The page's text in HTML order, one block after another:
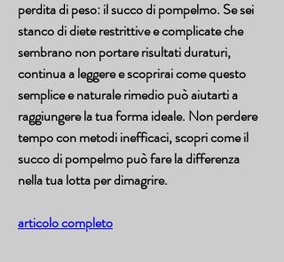
perdita di peso: il succo di pompelmo. Se sei
stanco di diete restrittive e complicate che
sembrano non portare risultati duraturi,
continua a leggere e scoprirai come questo
semplice e naturale rimedio può aiutarti a
raggiungere la tua forma ideale. Non perdere
tempo con metodi inefficaci, scopri come il
succo di pompelmo può fare la differenza
nella tua lotta per dimagrire.
articolo completo